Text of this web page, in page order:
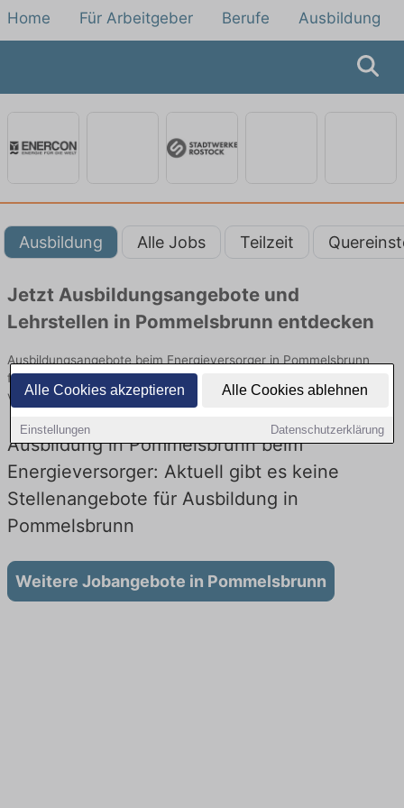
Alle Cookies akzeptieren Alle Cookies ablehnen
Einstellungen Datenschutzerklärung
Home Für Arbeitgeber Berufe Ausbildung
Ausbildung Alle Jobs Teilzeit
Jetzt Ausbildungsangebote und
Lehrstellen in Pommelsbrunn entdecken
Ausbildungsangebote beim Energieversorger in Pommelsbrunn
finden Sie von namhaften Firmen. Entdecken Sie freie Optionen
von Top-Arbeitgebern und bewerben Sie sich noch heute.
Ausbildung in Pommelsbrunn beim
Energieversorger: Aktuell gibt es keine
Stellenangebote für Ausbildung in
Pommelsbrunn
Weitere Jobangebote in Pommelsbrunn